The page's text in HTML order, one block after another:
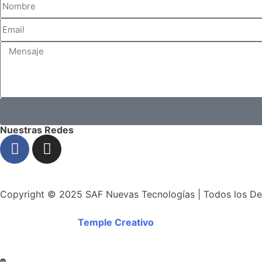
Nuestras Redes
Copyright © 2025 SAF Nuevas Tecnologías | Todos los
Temple Creativo